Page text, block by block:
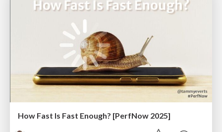
How Fast Is Fast Enough? [PerfNow 2025]